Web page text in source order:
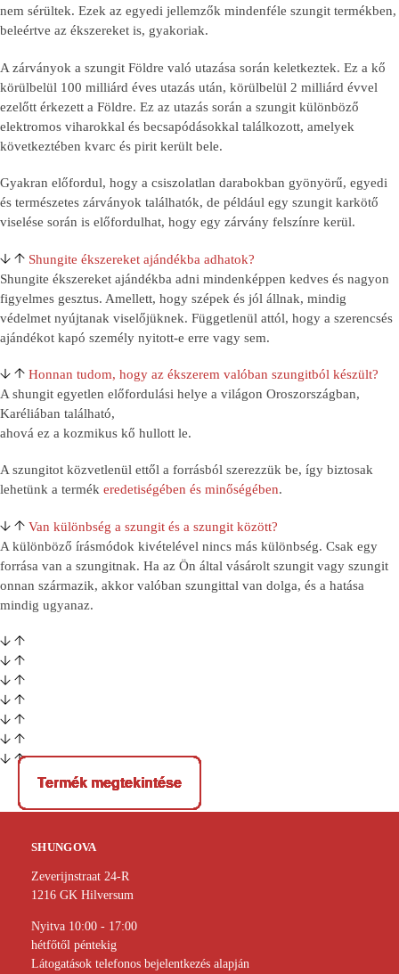
Termék megtekintése
Termék megtekintése
Termék megtekintése
Termék megtekintése
Termék megtekintése
Termék megtekintése
Termék megtekintése
Termék megtekintése
Termék megtekintése
Termék megtekintése
Termék megtekintése
Termék megtekintése
nem sérültek. Ezek az egyedi jellemzők mindenféle szungit termékben,
beleértve az ékszereket is, gyakoriak.
A zárványok a szungit Földre való utazása során keletkeztek. Ez a kő
körülbelül 100 milliárd éves utazás után, körülbelül 2 milliárd évvel
ezelőtt érkezett a Földre. Ez az utazás során a szungit különböző
elektromos viharokkal és becsapódásokkal találkozott, amelyek
következtében kvarc és pirit került bele.
Gyakran előfordul, hogy a csiszolatlan darabokban gyönyörű, egyedi
és természetes zárványok találhatók, de például egy szungit karkötő
viselése során is előfordulhat, hogy egy zárvány felszínre kerül.
Shungite ékszereket ajándékba adhatok?
Shungite ékszereket ajándékba adni mindenképpen kedves és nagyon
figyelmes gesztus. Amellett, hogy szépek és jól állnak, mindig
védelmet nyújtanak viselőjüknek. Függetlenül attól, hogy a szerencsés
ajándékot kapó személy nyitott-e erre vagy sem.
Honnan tudom, hogy az ékszerem valóban szungitból készült?
A shungit egyetlen előfordulási helye a világon Oroszországban,
Karéliában található,
ahová ez a kozmikus kő hullott le.
A szungitot közvetlenül ettől a forrásból szerezzük be, így biztosak
lehetünk a termék eredetiségében és minőségében.
Van különbség a szungit és a szungit között?
A különböző írásmódok kivételével nincs más különbség. Csak egy
forrása van a szungitnak. Ha az Ön által vásárolt szungit vagy szungit
onnan származik, akkor valóban szungittal van dolga, és a hatása
mindig ugyanaz.
SHUNGOVA
Zeverijnstraat 24-R
1216 GK Hilversum
Nyitva 10:00 - 17:00
hétfőtől péntekig
Látogatások telefonos bejelentkezés alapján